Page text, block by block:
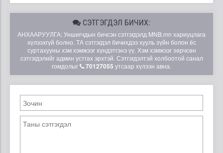
СЭТГЭГДЭЛ БИЧИХ:
АНХААРУУЛГА: Уншигчдын бичсэн сэтгэгдэлд MNB.mn хариуцлага
хүлээхгүй болно. ТА сэтгэгдэл бичихдээ хууль зүйн болон ёс
суртахууны хэм хэмжээг хүндэтгэнэ үү. Хэм хэмжээг зөрчсөн
сэтгэгдэлийг админ устгах эрхтэй. Сэтгэгдэлтэй холбоотой санал
гомдолыг
70127055 утсаар хүлээн авна.